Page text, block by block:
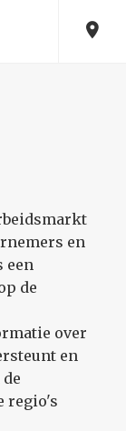
en
een
de
over
en
regio's